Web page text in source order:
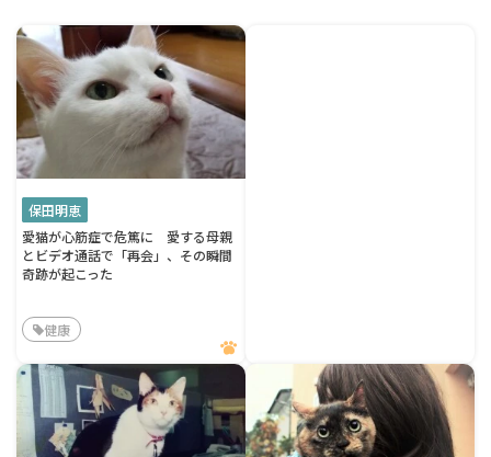
保田明恵
愛猫が心筋症で危篤に 愛する母親
とビデオ通話で「再会」、その瞬間
奇跡が起こった
健康